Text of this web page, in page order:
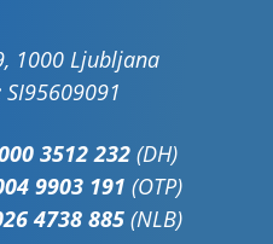
1000 Ljubljana
SI95609091
3512 232(DH)
9903 191 (OTP)
4738 885 (NLB)